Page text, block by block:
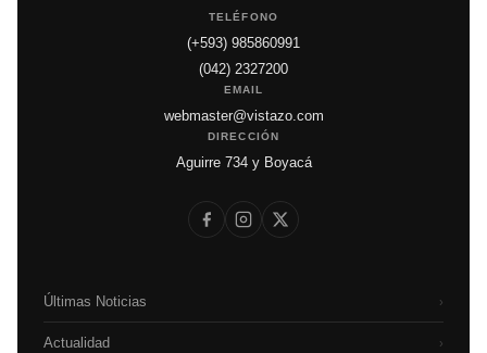
TELÉFONO
(+593) 985860991
(042) 2327200
EMAIL
webmaster@vistazo.com
DIRECCIÓN
Aguirre 734 y Boyacá
Últimas Noticias ›
Actualidad ›